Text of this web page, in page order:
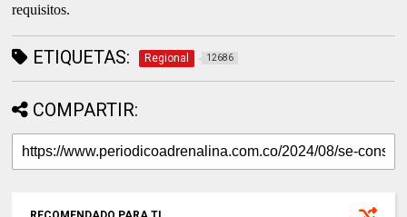
requisitos.
ETIQUETAS: Regional 12686
COMPARTIR: